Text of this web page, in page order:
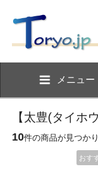
メニュー
【太豊(タイホ
10件の商品が見つか
おす